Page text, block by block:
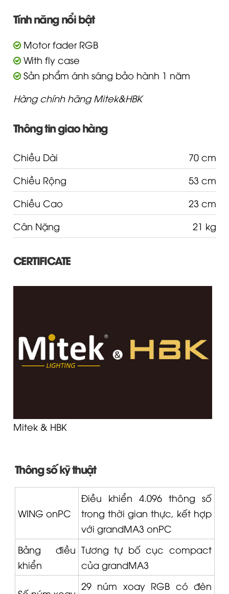
Tính năng nổi bật
Motor fader RGB
With fly case
Sản phẩm ánh sáng bảo hành 1 năm
Hàng chính hãng Mitek&HBK
Thông tin giao hàng
Chiều Dài
70 cm
Chiều Rộng
53 cm
Chiều Cao
23 cm
Cân Nặng
21 kg
CERTIFICATE
Mitek & HBK
Thông số kỹ thuật
WING onPC
Điều khiển 4.096 thông số
trong thời gian thực, kết hợp
với grandMA3 onPC
Bảng điều
khiển
Tương tự bố cục compact
của grandMA3
29 núm xoay RGB có đèn